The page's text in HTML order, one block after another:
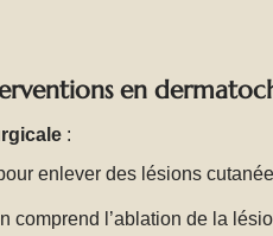
en
:
enlever des lésions
comprend l’ablation de la